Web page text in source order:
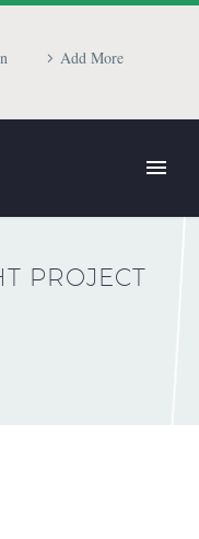
Add More
PROJECT